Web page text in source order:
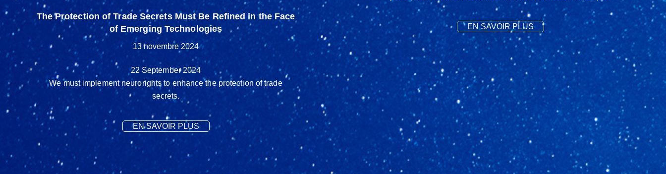
The Protection of Trade Secrets Must Be Refined in the Face
of Emerging Technologies
13 novembre 2024
22 September 2024
We must implement neurorights to enhance the protection of trade
secrets.
EN SAVOIR PLUS
EN SAVOIR PLUS